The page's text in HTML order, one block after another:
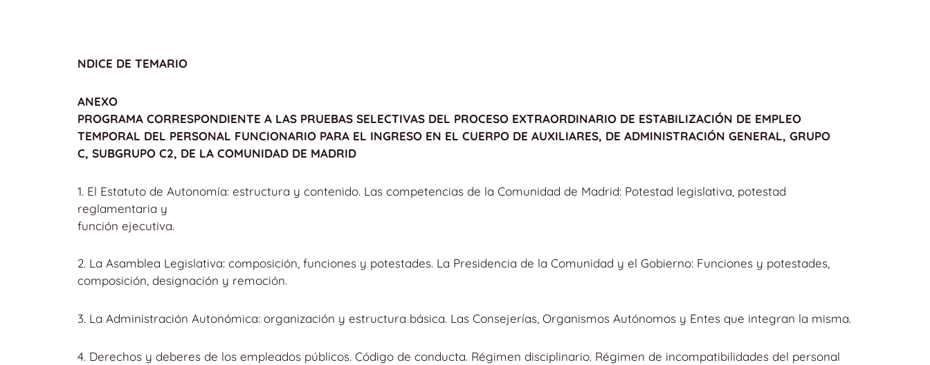
NDICE DE TEMARIO
ANEXO
PROGRAMA CORRESPONDIENTE A LAS PRUEBAS SELECTIVAS DEL PROCESO EXTRAORDINARIO DE ESTABILIZACIÓN DE EMPLEO
TEMPORAL DEL PERSONAL FUNCIONARIO PARA EL INGRESO EN EL CUERPO DE AUXILIARES, DE ADMINISTRACIÓN GENERAL, GRUPO
C, SUBGRUPO C2, DE LA COMUNIDAD DE MADRID
1. El Estatuto de Autonomía: estructura y contenido. Las competencias de la Comunidad de Madrid: Potestad legislativa, potestad
reglamentaria y
función ejecutiva.
2. La Asamblea Legislativa: composición, funciones y potestades. La Presidencia de la Comunidad y el Gobierno: Funciones y potestades,
composición, designación y remoción.
3. La Administración Autonómica: organización y estructura básica. Las Consejerías, Organismos Autónomos y Entes que integran la misma.
4. Derechos y deberes de los empleados públicos. Código de conducta. Régimen disciplinario. Régimen de incompatibilidades del personal